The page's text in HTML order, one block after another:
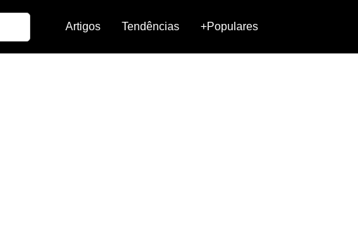
Artigos Tendências +Populares